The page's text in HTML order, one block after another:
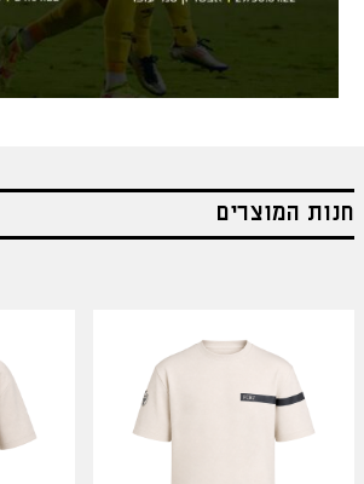
חנות המוצרים